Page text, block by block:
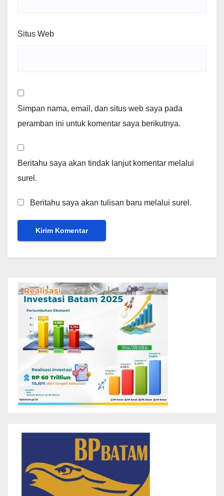
Situs Web
Simpan nama, email, dan situs web saya pada
peramban ini untuk komentar saya berikutnya.
Beritahu saya akan tindak lanjut komentar melalui
surel.
Beritahu saya akan tulisan baru melalui surel.